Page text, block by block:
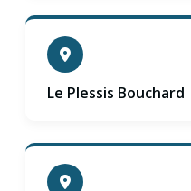
Le Plessis Bouchard